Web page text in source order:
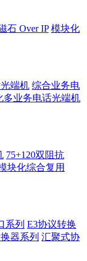
石 Over IP 模块化
端机 综合业务电
多业务电话光端机
75+120双阻抗
块化综合复用
系列 E3协议转换
器系列 汇聚式协